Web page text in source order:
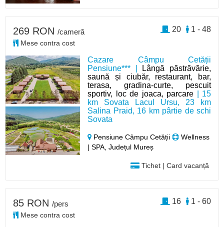
Cazare Câmpu Cetății
Pensiune*** |
Lângă păstrăvărie,
saună și ciubăr, restaurant, bar,
terasa, gradina-curte, pescuit
sportiv, loc de joaca, parcare | 15
km Sovata Lacul Ursu, 23 km
Salina Praid, 16 km pârtie de schi
Sovata
Pensiune Câmpu Cetății
Wellness
| SPA, Județul Mureș
Tichet | Card vacanță
269 RON /cameră
Mese contra cost
1 - 48
20
85 RON /pers
Mese contra cost
1 - 60
16